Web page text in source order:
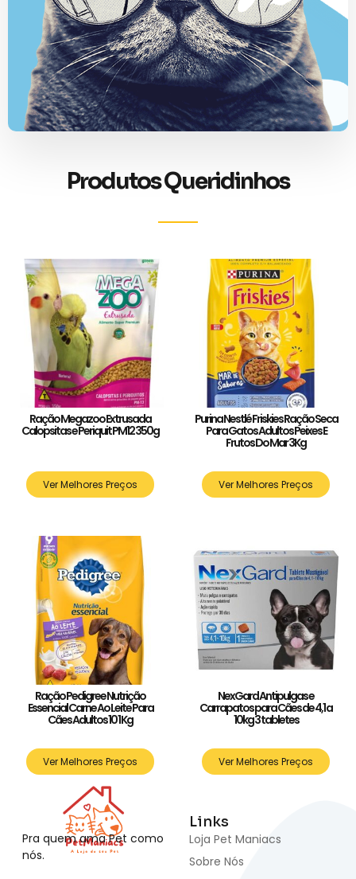
Produtos Queridinhos
Ração Megazoo Extrusada
Calopsitas e Periquit PM12 350g
Ver Melhores Preços
Purina Nestlé Friskies Ração Seca
Para Gatos Adultos Peixes E
Frutos Do Mar 3Kg
Ver Melhores Preços
Ração Pedigree Nutrição
Essencial Carne Ao Leite Para
Cães Adultos 10 1 Kg
Ver Melhores Preços
NexGard Antipulgas e
Carrapatos para Cães de 4,1 a
10kg 3 tabletes
Ver Melhores Preços
Pra quem ama Pet como
nós.
Links
Loja Pet Maniacs
Sobre Nós